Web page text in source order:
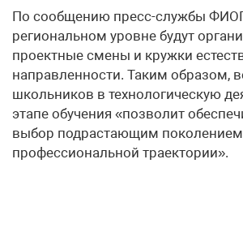
По сообщению пресс-службы
региональном уровне будут
проектные смены и кружки
направленности. Таким образом,
школьников в технологическую
этапе обучения «позволит
выбор подрастающим поколением
профессиональной траектории».